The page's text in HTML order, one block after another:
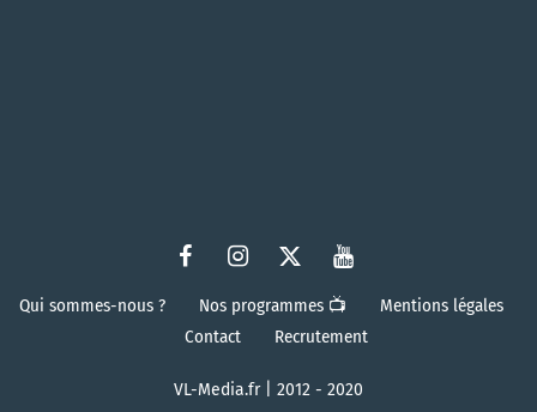
Qui sommes-nous ? Nos programmes 📺
Mentions légales
Contact
Recrutement
VL-Media.fr | 2012 - 2020